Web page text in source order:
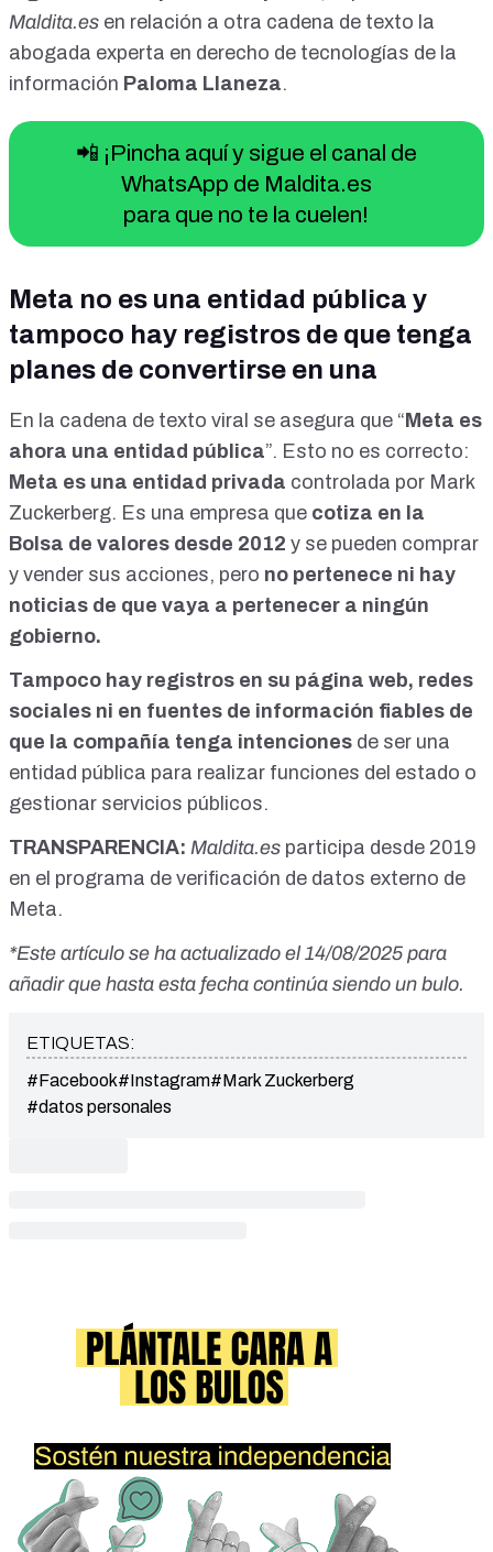
Maldita.es en relación a otra cadena de texto la
abogada experta en derecho de tecnologías de la
información Paloma Llaneza.
📲 ¡Pincha aquí y sigue el canal de
WhatsApp de Maldita.es
para que no te la cuelen!
Meta no es una entidad pública y
tampoco hay registros de que tenga
planes de convertirse en una
En la cadena de texto viral se asegura que “ Meta es
ahora una entidad pública”. Esto no es correcto:
Meta es una entidad privada controlada por Mark
Zuckerberg. Es una empresa que cotiza en la
Bolsa de valores desde 2012 y se pueden comprar
y vender sus acciones, pero no pertenece ni hay
noticias de que vaya a pertenecer a ningún
gobierno.
Tampoco hay registros en su página web, redes
sociales ni en fuentes de información fiables de
que la compañía tenga intenciones de ser una
entidad pública para realizar funciones del estado o
gestionar servicios públicos.
TRANSPARENCIA: Maldita.es participa desde 2019
en el programa de verificación de datos externo de
Meta.
*Este artículo se ha actualizado el 14/08/2025 para
añadir que hasta esta fecha continúa siendo un bulo.
ETIQUETAS:
#Facebook#Instagram#Mark Zuckerberg
#datos personales